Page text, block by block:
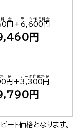
円
金
+6,600円
データ作成料金
円
円
金
+ 3,300円
データ作成料金
円
ト価格となります。